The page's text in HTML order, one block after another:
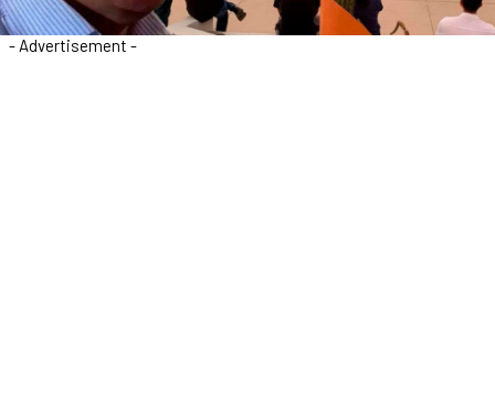
- Advertisement -